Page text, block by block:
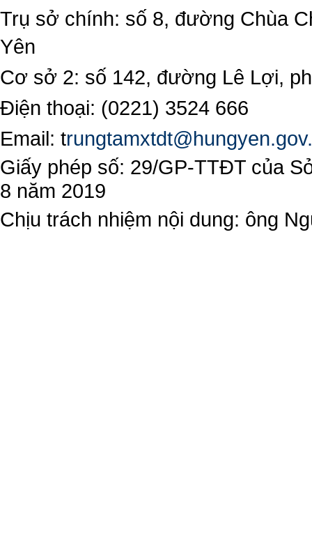
Trụ sở chính: số 8, đường Chùa
Yên
Cơ sở 2: số 142, đường Lê Lợi,
Điện thoại: (0221) 3524 666
Email: t
Giấy phép số: 29/GP-TTĐT của
8 năm 2019
Chịu trách nhiệm nội dung: ông